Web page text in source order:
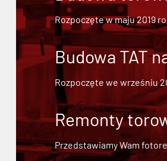
Rozpoczęte w maju 2019
Budowa TAT
Rozpoczęte we wrześniu
Remonty
Przedstawiamy Wam